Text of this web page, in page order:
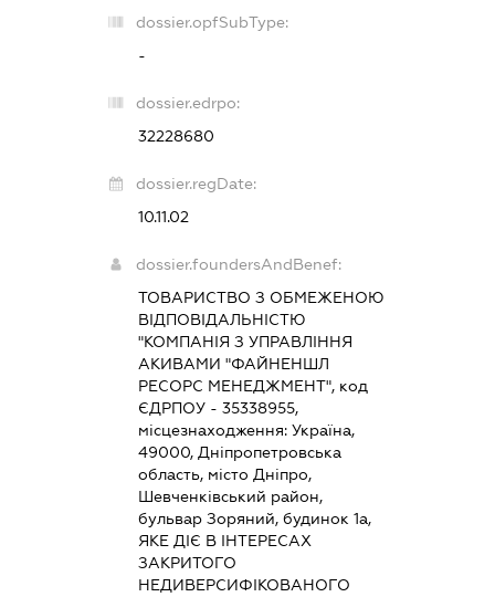
dossier.opfSubType:
-
dossier.edrpo:
32228680
dossier.regDate:
10.11.02
dossier.foundersAndBenef:
ТОВАРИСТВО З ОБМЕЖЕНОЮ
ВІДПОВІДАЛЬНІСТЮ
"КОМПАНІЯ З УПРАВЛІННЯ
АКИВАМИ "ФАЙНЕНШЛ
РЕСОРС МЕНЕДЖМЕНТ", код
ЄДРПОУ - 35338955,
місцезнаходження: Україна,
49000, Дніпропетровська
область, місто Дніпро,
Шевченківський район,
бульвар Зоряний, будинок 1а,
ЯКЕ ДІЄ В ІНТЕРЕСАХ
ЗАКРИТОГО
НЕДИВЕРСИФІКОВАНОГО